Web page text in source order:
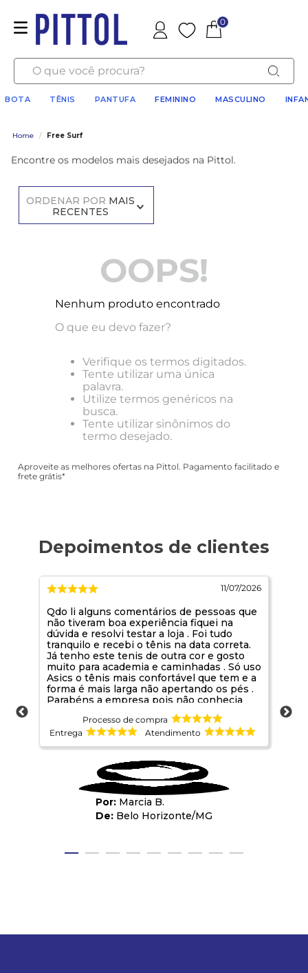
Favoritos
0
O que você procura?
BOTA TÊNIS PANTUFA FEMININO MASCULINO
Home / Free Surf
Encontre os modelos mais desejados na Pittol.
ORDENAR POR MAIS
RECENTES
OOPS!
Nenhum produto encontrado
O que eu devo fazer?
Verifique os termos digitados.
Tente utilizar uma única
palavra.
Utilize termos genéricos na
busca.
Tente utilizar sinônimos do
termo desejado.
Aproveite as melhores ofertas na Pittol. Pagamento facilitado e
frete grátis*
11/07/2026
Qdo li alguns comentários de pessoas que
não tiveram boa experiência fiquei na
dúvida e resolvi testar a loja . Foi tudo
tranquilo e recebi o tênis na data correta.
Já tenho este tenis de outra cor e gosto
muito para academia e caminhadas . Só uso
Asics o tênis mais confortável que tem e a
forma é mais larga não apertando os pés .
Parabéns a empresa pois não conhecia
sou de Belo Horizonte. Foi uma boa
oportunidade de conhecer
Processo de compra
Entrega
Atendimento
Marcia B.
Belo Horizonte/MG